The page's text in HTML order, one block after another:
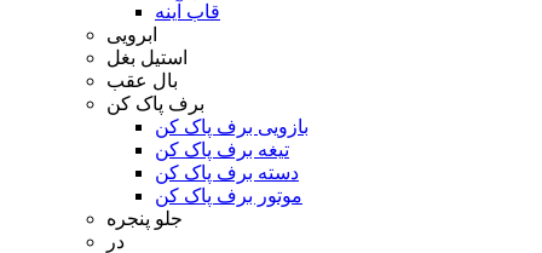
قاب آینه
ابرویی
استیل بغل
بال عقب
برف پاک کن
بازویی برف پاک کن
تیغه برف پاک کن
دسته برف پاک کن
موتور برف پاک کن
جلو پنجره
در